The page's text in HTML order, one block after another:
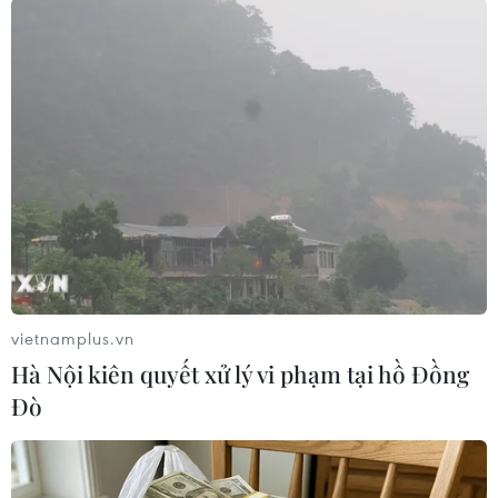
Theo dõi VietnamPlus
TIN CÙNG CHUYÊN MỤC
vietnamplus.vn
Hà Nội kiên quyết xử lý vi phạm tại hồ Đồng
Đò